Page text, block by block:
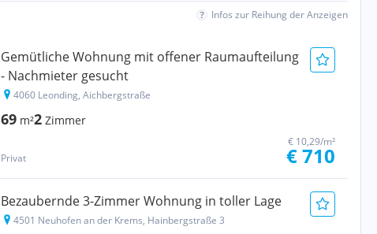
Infos zur Reihung der Anzeigen
Gemütliche Wohnung mit offener Raumaufteilung
- Nachmieter gesucht
4060 Leonding, Aichbergstraße
69 m²2 Zimmer
Privat
€ 10,29/m²
€ 710
Bezaubernde 3-Zimmer Wohnung in toller Lage
4501 Neuhofen an der Krems, Hainbergstraße 3